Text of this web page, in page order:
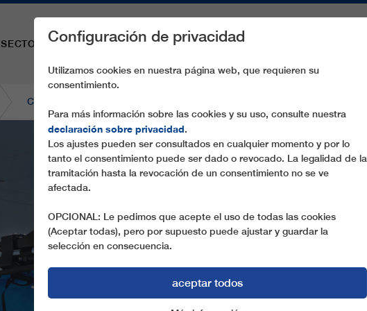
SECTORES PIEZAS DE RECAMBIO SERVICIO
CD6C JOSCHT-HIRLI
Configuración de privacidad
Utilizamos cookies en nuestra página web, que requieren su
consentimiento.
Para más información sobre las cookies y su uso, consulte nuestra
declaración sobre privacidad.
Los ajustes pueden ser consultados en cualquier momento y por lo
tanto el consentimiento puede ser dado o revocado. La legalidad de la
tramitación hasta la revocación de un consentimiento no se ve
afectada.
OPCIONAL: Le pedimos que acepte el uso de todas las cookies
(Aceptar todas), pero por supuesto puede ajustar y guardar la
selección en consecuencia.
aceptar todos